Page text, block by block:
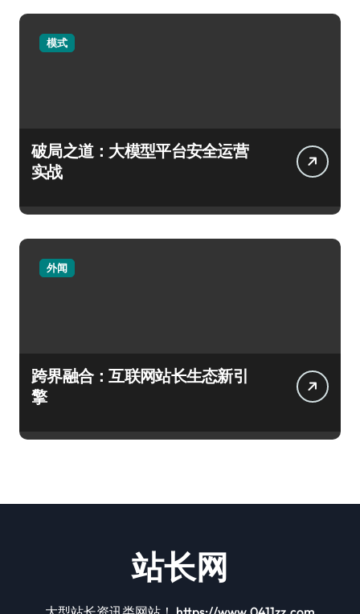
模式
破局之道：大模型平台安全运营
实战
外闻
跨界融合：互联网站长生态新引
擎
站长网